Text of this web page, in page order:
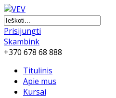
Prisijungti
Skambink
+370 678 68 888
Titulinis
Apie mus
Kursai